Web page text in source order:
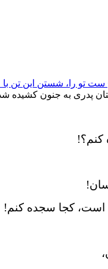
پدری به جنون کشیده
کنم؟!
است، کجا سجده کنم!